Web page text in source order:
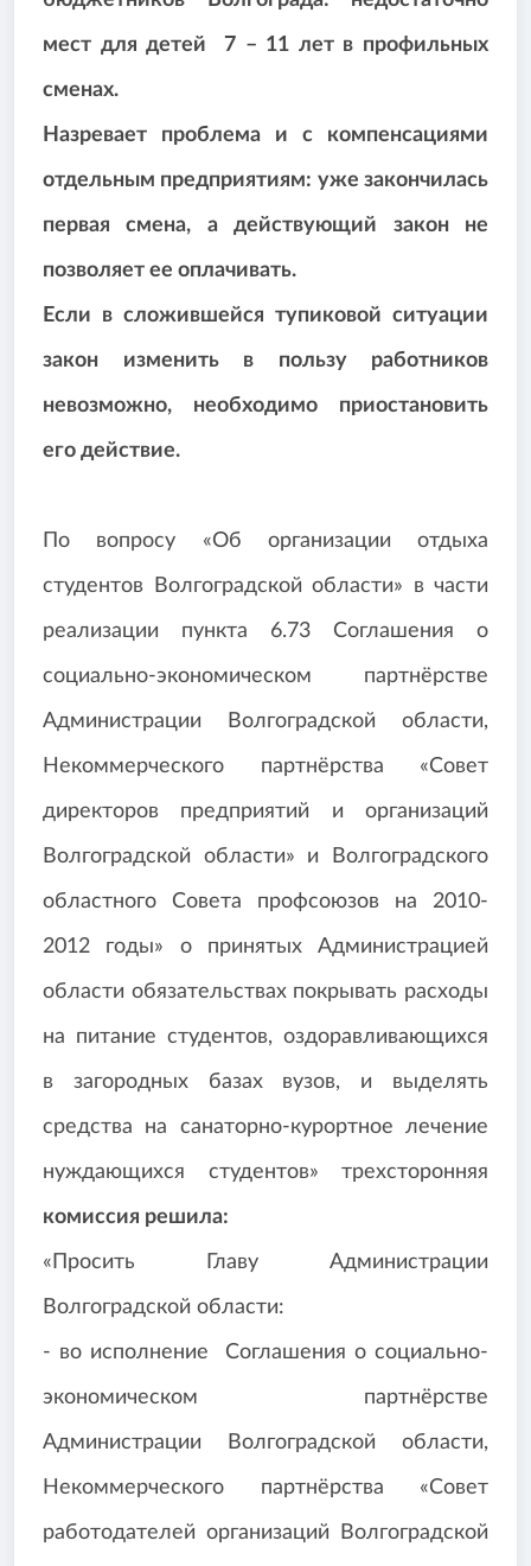
мест для детей 7 – 11 лет в профильных
сменах.
Назревает проблема и с компенсациями
отдельным предприятиям: уже закончилась
первая смена, а действующий закон не
позволяет ее оплачивать.
Если в сложившейся тупиковой ситуации
закон изменить в пользу работников
невозможно, необходимо приостановить
его действие.
По вопросу «Об организации отдыха
студентов Волгоградской области» в части
реализации пункта 6.73 Соглашения о
социально-экономическом партнёрстве
Администрации Волгоградской области,
Некоммерческого партнёрства «Совет
директоров предприятий и организаций
Волгоградской области» и Волгоградского
областного Совета профсоюзов на 2010-
2012 годы» о принятых Администрацией
области обязательствах покрывать расходы
на питание студентов, оздоравливающихся
в загородных базах вузов, и выделять
средства на санаторно-курортное лечение
нуждающихся студентов» трехсторонняя
комиссия решила:
«Просить Главу Администрации
Волгоградской области:
- во исполнение Соглашения о социально-
экономическом партнёрстве
Администрации Волгоградской области,
Некоммерческого партнёрства «Совет
работодателей организаций Волгоградской